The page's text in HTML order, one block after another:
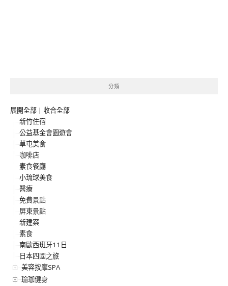
分類
展開全部 | 收合全部
新竹住宿
公益基金會園遊會
草屯美食
咖啡店
素食餐廳
小琉球美食
醫療
免費景點
屏東景點
新建案
素食
南歐西班牙11日
日本四國之旅
美容按摩SPA
瑜珈健身